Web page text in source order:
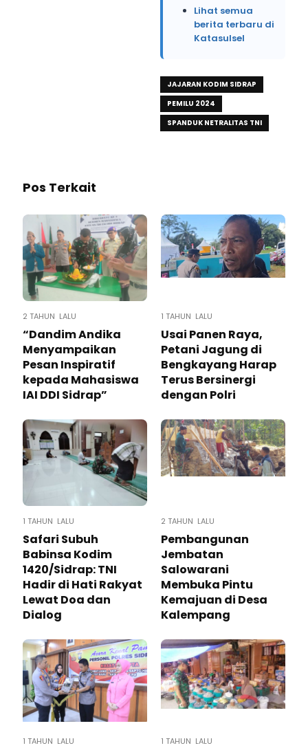
Lihat semua
berita terbaru di
Katasulsel
JAJARAN KODIM SIDRAP
PEMILU 2024
SPANDUK NETRALITAS TNI
Pos Terkait
2 TAHUN LALU
“Dandim Andika
Menyampaikan
Pesan Inspiratif
kepada Mahasiswa
IAI DDI Sidrap”
1 TAHUN LALU
Usai Panen Raya,
Petani Jagung di
Bengkayang Harap
Terus Bersinergi
dengan Polri
1 TAHUN LALU
Safari Subuh
Babinsa Kodim
1420/Sidrap: TNI
Hadir di Hati Rakyat
Lewat Doa dan
Dialog
2 TAHUN LALU
Pembangunan
Jembatan
Salowarani
Membuka Pintu
Kemajuan di Desa
Kalempang
1 TAHUN LALU 1 TAHUN LALU